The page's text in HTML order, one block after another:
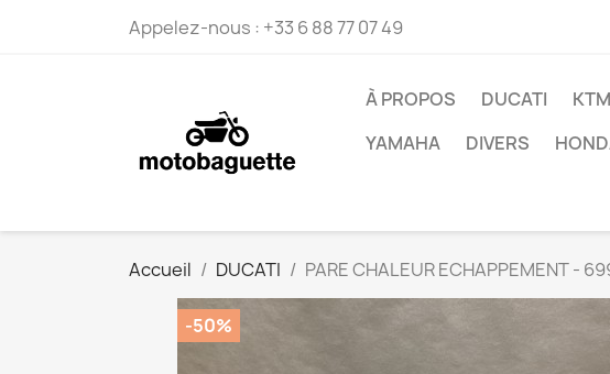
Appelez-nous : +33 6 88 77 07 49
À PROPOS DUCATI KTM
YAMAHA
DIVERS
Accueil DUCATI PARE CHALEUR ECHAPPEMENT -
-50%